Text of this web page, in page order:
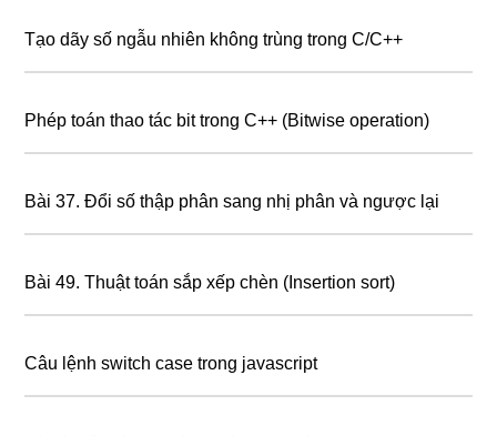
Tạo dãy số ngẫu nhiên không trùng trong C/C++
Phép toán thao tác bit trong C++ (Bitwise operation)
Bài 37. Đổi số thập phân sang nhị phân và ngược lại
Bài 49. Thuật toán sắp xếp chèn (Insertion sort)
Câu lệnh switch case trong javascript